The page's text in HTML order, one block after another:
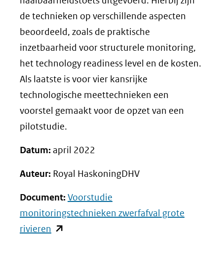
de technieken op verschillende aspecten
beoordeeld, zoals de praktische
inzetbaarheid voor structurele monitoring,
het technology readiness level en de kosten.
Als laatste is voor vier kansrijke
technologische meettechnieken een
voorstel gemaakt voor de opzet van een
pilotstudie.
Datum: april 2022
Auteur: Royal HaskoningDHV
Document:Voorstudie
monitoringstechnieken zwerfafval grote
rivieren (opent